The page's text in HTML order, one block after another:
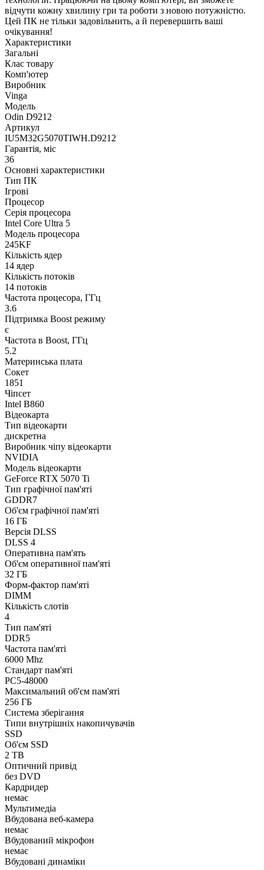
відчути кожну хвилину гри та роботи з новою потужністю.
Цей ПК не тільки задовільнить, а й перевершить ваші
очікування!
Характеристики
Загальні
Клас товару
Комп'ютер
Виробник
Vinga
Модель
Odin D9212
Артикул
IU5M32G5070TIWH.D9212
Гарантія, міс
36
Основні характеристики
Тип ПК
Ігрові
Процесор
Серія процесора
Intel Core Ultra 5
Модель процесора
245KF
Кількість ядер
14 ядер
Кількість потоків
14 потоків
Частота процесора, ГГц
3.6
Підтримка Boost режиму
є
Частота в Boost, ГГц
5.2
Материнська плата
Сокет
1851
Чіпсет
Intel B860
Відеокарта
Тип відеокарти
дискретна
Виробник чіпу відеокарти
NVIDIA
Модель відеокарти
GeForce RTX 5070 Ti
Тип графічної пам'яті
GDDR7
Об'єм графічної пам'яті
16 ГБ
Версія DLSS
DLSS 4
Оперативна пам'ять
Об'єм оперативної пам'яті
32 ГБ
Форм-фактор пам'яті
DIMM
Кількість слотів
4
Тип пам'яті
DDR5
Частота пам'яті
6000 Mhz
Стандарт пам'яті
PC5-48000
Максимальний об'єм пам'яті
256 ГБ
Система зберігання
Типи внутрішніх накопичувачів
SSD
Об'єм SSD
2 TB
Оптичний привід
без DVD
Кардридер
немає
Мультимедіа
Вбудована веб-камера
немає
Вбудований мікрофон
немає
Вбудовані динаміки